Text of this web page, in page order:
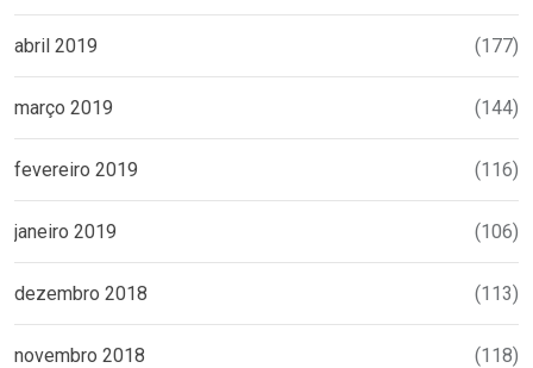
abril 2019 (177)
março 2019 (144)
fevereiro 2019 (116)
janeiro 2019 (106)
dezembro 2018 (113)
novembro 2018 (118)